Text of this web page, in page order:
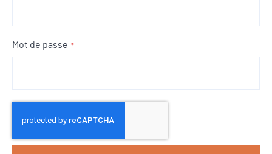
Mot de passe